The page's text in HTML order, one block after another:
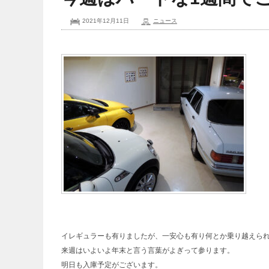
2021年12月11日 ニュース
イレギュラーも有りましたが、一安心も有り何とか乗り越えられ
来週はいよいよ年末と言う言葉がよぎって参ります。
明日も入庫予定がございます。